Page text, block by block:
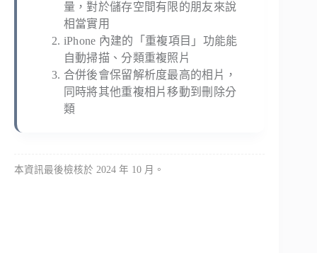
量，對於儲存空間有限的朋友來說
相當實用
iPhone 內建的「重複項目」功能能
自動掃描、分類重複照片
合併後會保留解析度最高的相片，
同時將其他重複相片移動到刪除分
類
本資訊最後檢核於 2024 年 10 月。